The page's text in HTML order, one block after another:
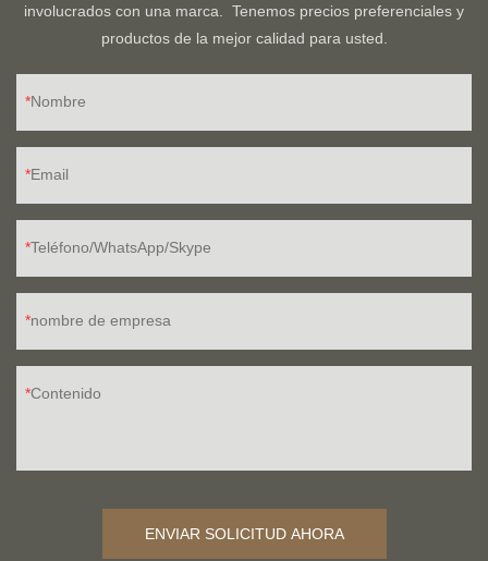
involucrados con una marca. Tenemos precios preferenciales y
productos de la mejor calidad para usted.
Nombre
Email
Teléfono/WhatsApp/Skype
nombre de empresa
Contenido
ENVIAR SOLICITUD AHORA